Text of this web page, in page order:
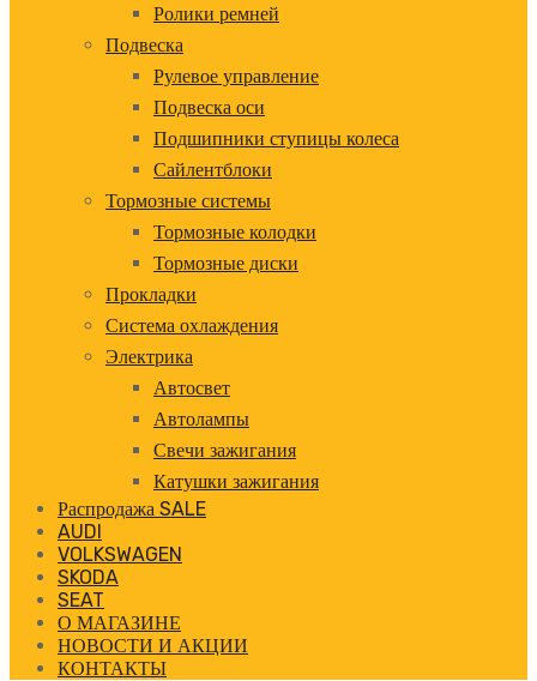
Ролики ремней
Подвеска
Рулевое управление
Подвеска оси
Подшипники ступицы колеса
Сайлентблоки
Тормозные системы
Тормозные колодки
Тормозные диски
Прокладки
Система охлаждения
Электрика
Автосвет
Автолампы
Свечи зажигания
Катушки зажигания
Распродажа SALE
AUDI
VOLKSWAGEN
SKODA
SEAT
О МАГАЗИНЕ
НОВОСТИ И АКЦИИ
КОНТАКТЫ